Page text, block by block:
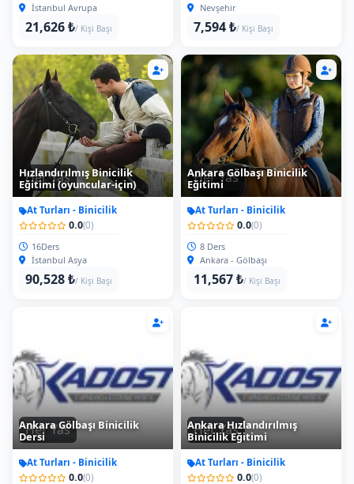
İstanbul Avrupa
21,626 ₺/ Kişi Başı
Nevşehir
7,594 ₺/ Kişi Başı
Her Yas
Hızlandırılmış Binicilik
Eğitimi (oyuncular-için)
At Turları - Binicilik
0.0(0)
16Ders
İstanbul Asya
90,528 ₺/ Kişi Başı
Her Yas
Ankara Gölbaşı Binicilik
Eğitimi
At Turları - Binicilik
0.0(0)
8 Ders
Ankara - Gölbaşı
11,567 ₺/ Kişi Başı
Her Yas
Ankara Gölbaşı Binicilik
Dersi
At Turları - Binicilik
0.0(0)
Her Yas
Ankara Hızlandırılmış
Binicilik Eğitimi
At Turları - Binicilik
0.0(0)